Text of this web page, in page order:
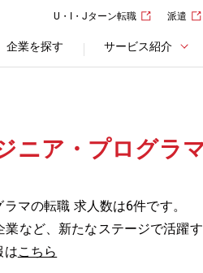
U・I・Jターン転職 派遣
企業を探す サービス紹介
ニア・プログラ
マの転職 求人数は6件です。
など、新たなステージで活躍
はこちら